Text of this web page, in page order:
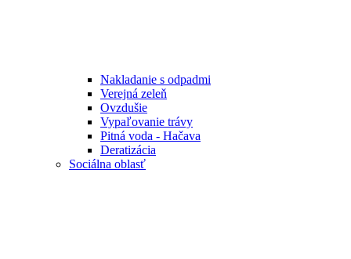
Nakladanie s odpadmi
Verejná zeleň
Ovzdušie
Vypaľovanie trávy
Pitná voda - Hačava
Deratizácia
Sociálna oblasť